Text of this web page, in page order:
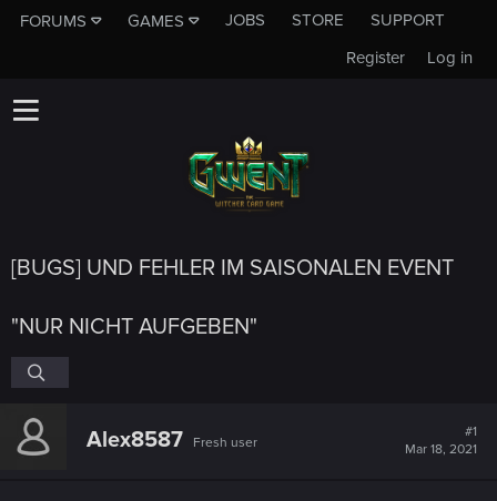
FORUMS GAMES JOBS STORE
SUPPORT
Log in
Register
[BUGS] UND FEHLER IM SAISONALEN EVENT
"NUR NICHT AUFGEBEN"
Alex8587 Fresh user
#1
Mar 18, 2021